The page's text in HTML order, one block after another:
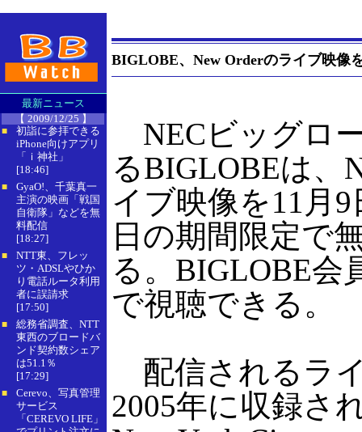
最新ニュース
【 2009/12/25 】
■
初詣に参拝できる
iPhone向けアプリ
「ｉ神社」
[18:46]
■
GyaO!、千葉真一
主演の映画「戦国
自衛隊」などを無
料配信
[18:27]
■
NTT東、フレッ
ツ・ADSLやひか
り電話ルータ利用
者に誤請求
[17:50]
■
総務省調査、NTT
東西のブロードバ
ンド契約数シェア
は51.1％
[17:29]
■
Cerevo、写真管理
サービス
「CEREVO LIFE」
BIGLOBE、New Orderのライブ映像
NECビッグロ
るBIGLOBEは、
イブ映像を11月
日の期間限定で
る。BIGLOBE会
で視聴できる。
配信されるラ
2005年に収録さ